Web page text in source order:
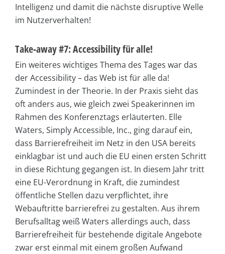
Intelligenz und damit die nächste disruptive Welle
im Nutzerverhalten!
Take-away #7: Accessibility für alle!
Ein weiteres wichtiges Thema des Tages war das
der Accessibility – das Web ist für alle da!
Zumindest in der Theorie. In der Praxis sieht das
oft anders aus, wie gleich zwei Speakerinnen im
Rahmen des Konferenztags erläuterten. Elle
Waters, Simply Accessible, Inc., ging darauf ein,
dass Barrierefreiheit im Netz in den USA bereits
einklagbar ist und auch die EU einen ersten Schritt
in diese Richtung gegangen ist. In diesem Jahr tritt
eine EU-Verordnung in Kraft, die zumindest
öffentliche Stellen dazu verpflichtet, ihre
Webauftritte barrierefrei zu gestalten. Aus ihrem
Berufsalltag weiß Waters allerdings auch, dass
Barrierefreiheit für bestehende digitale Angebote
zwar erst einmal mit einem großen Aufwand